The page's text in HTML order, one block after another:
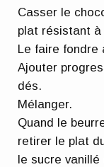
Casser le
plat résistant à
Le faire fondre
Ajouter
dés.
Mélanger.
Quand le
retirer le plat
le sucre